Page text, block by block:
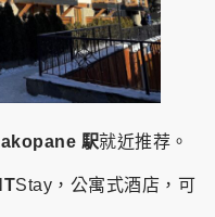
駅就近推荐。
Stay，公寓式酒店，可